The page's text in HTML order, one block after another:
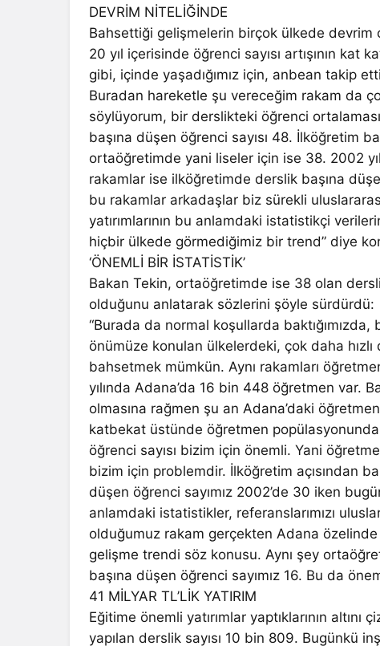
DEVRİM NİTELİĞİNDE
Bahsettiği gelişmelerin birçok ülkede devrim
20 yıl içerisinde öğrenci sayısı artışının kat
gibi, içinde yaşadığımız için, anbean takip
Buradan hareketle şu vereceğim rakam da
söylüyorum, bir derslikteki öğrenci
başına düşen öğrenci sayısı 48. İlköğretim
ortaöğretimde yani liseler için ise 38. 2002
rakamlar ise ilköğretimde derslik başına
bu rakamlar arkadaşlar biz sürekli
yatırımlarının bu anlamdaki istatistikçi
hiçbir ülkede görmediğimiz bir trend” diye
‘ÖNEMLİ BİR İSTATİSTİK’
Bakan Tekin, ortaöğretimde ise 38 olan
olduğunu anlatarak sözlerini şöyle sürdürdü:
“Burada da normal koşullarda
önümüze konulan ülkelerdeki, çok daha
bahsetmek mümkün. Aynı rakamları
yılında Adana’da 16 bin 448 öğretmen var.
olmasına rağmen şu an Adana’daki
katbekat üstünde öğretmen
öğrenci sayısı bizim için önemli. Yani
bizim için problemdir. İlköğretim açısından
düşen öğrenci sayımız 2002’de 30 iken
anlamdaki istatistikler, referanslarımızı
olduğumuz rakam gerçekten Adana
gelişme trendi söz konusu. Aynı şey
başına düşen öğrenci sayımız 16. Bu da
41 MİLYAR TL’LİK YATIRIM
Eğitime önemli yatırımlar yaptıklarının
yapılan derslik sayısı 10 bin 809. Bugünkü